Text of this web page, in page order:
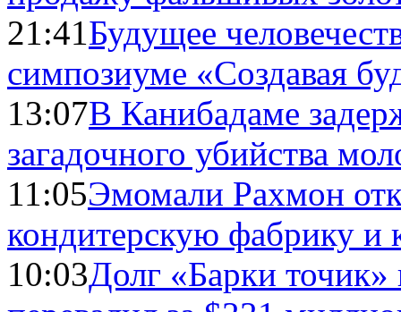
21:41Будущее
симпозиуме «Создавая
13:07В Канибадаме
загадочного убийства
11:05Эмомали Рахмон
кондитерскую фабрику и
10:03Долг «Барки